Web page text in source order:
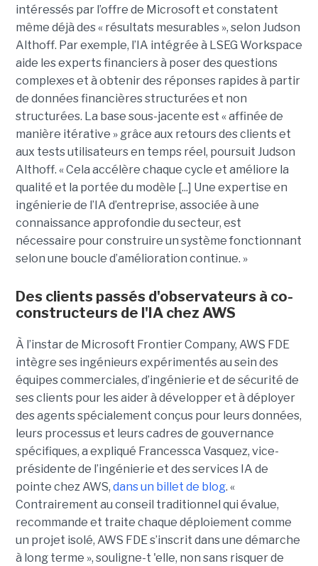
intéressés par l’offre de Microsoft et constatent
même déjà des « résultats mesurables », selon Judson
Althoff. Par exemple, l’IA intégrée à LSEG Workspace
aide les experts financiers à poser des questions
complexes et à obtenir des réponses rapides à partir
de données financières structurées et non
structurées. La base sous-jacente est « affinée de
manière itérative » grâce aux retours des clients et
aux tests utilisateurs en temps réel, poursuit Judson
Althoff. « Cela accélère chaque cycle et améliore la
qualité et la portée du modèle [...] Une expertise en
ingénierie de l’IA d’entreprise, associée à une
connaissance approfondie du secteur, est
nécessaire pour construire un système fonctionnant
selon une boucle d’amélioration continue. »
Des clients passés d'observateurs à co-
constructeurs de l'IA chez AWS
À l’instar de Microsoft Frontier Company, AWS FDE
intègre ses ingénieurs expérimentés au sein des
équipes commerciales, d’ingénierie et de sécurité de
ses clients pour les aider à développer et à déployer
des agents spécialement conçus pour leurs données,
leurs processus et leurs cadres de gouvernance
spécifiques, a expliqué Francessca Vasquez, vice-
présidente de l’ingénierie et des services IA de
pointe chez AWS, dans un billet de blog. «
Contrairement au conseil traditionnel qui évalue,
recommande et traite chaque déploiement comme
un projet isolé, AWS FDE s’inscrit dans une démarche
à long terme », souligne-t 'elle, non sans risquer de